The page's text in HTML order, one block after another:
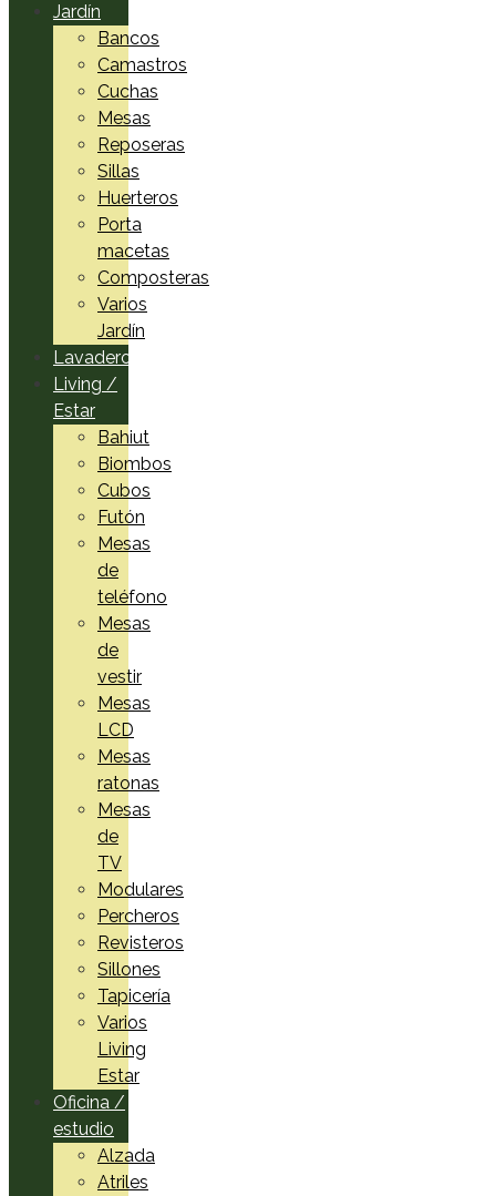
Jardín
Bancos
Camastros
Cuchas
Mesas
Reposeras
Sillas
Huerteros
Porta
macetas
Composteras
Varios
Jardín
Lavadero
Living /
Estar
Bahiut
Biombos
Cubos
Futón
Mesas
de
teléfono
Mesas
de
vestir
Mesas
LCD
Mesas
ratonas
Mesas
de
TV
Modulares
Percheros
Revisteros
Sillones
Tapicería
Varios
Living
Estar
Oficina /
estudio
Alzada
Atriles